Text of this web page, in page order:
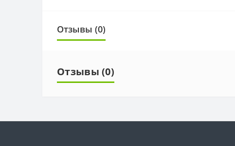
Отзывы (0)
Отзывы (0)